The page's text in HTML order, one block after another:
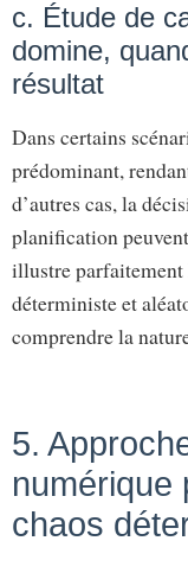
c. Étude de
domine,
résultat
Dans certains
prédominant,
d’autres cas, la
planification
illustre
déterministe et
comprendre la
5.
numérique
chaos